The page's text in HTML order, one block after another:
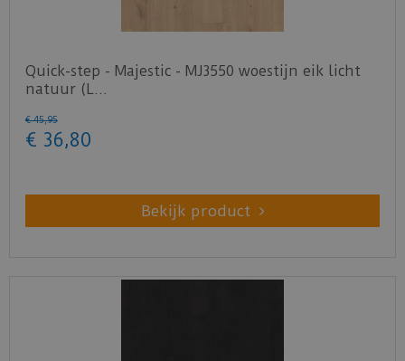
Quick-step - Majestic - MJ3550 woestijn eik licht
natuur (L…
€ 45,95
€ 36,80
Bekijk product